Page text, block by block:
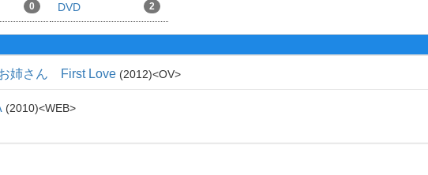
0 DVD 2
姉さん First Love 2012 OV
2010 WEB